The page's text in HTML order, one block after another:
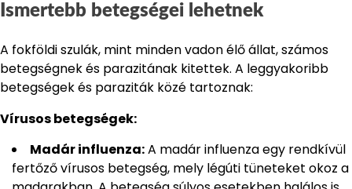
Ismertebb betegségei lehetnek
A fokföldi szulák, mint minden vadon élő állat, számos
betegségnek és parazitának kitettek. A leggyakoribb
betegségek és paraziták közé tartoznak:
Vírusos betegségek:
Madár influenza:A madár influenza egy rendkívül
fertőző vírusos betegség, mely légúti tüneteket okoz a